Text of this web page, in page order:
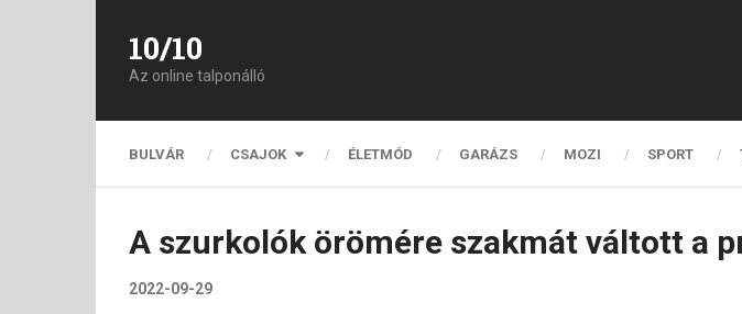
10/10
Az online talponálló
BULVÁR CSAJOK ÉLETMÓD GARÁZS MOZI SPORT
A szurkolók örömére szakmát váltott a
2022-09-29